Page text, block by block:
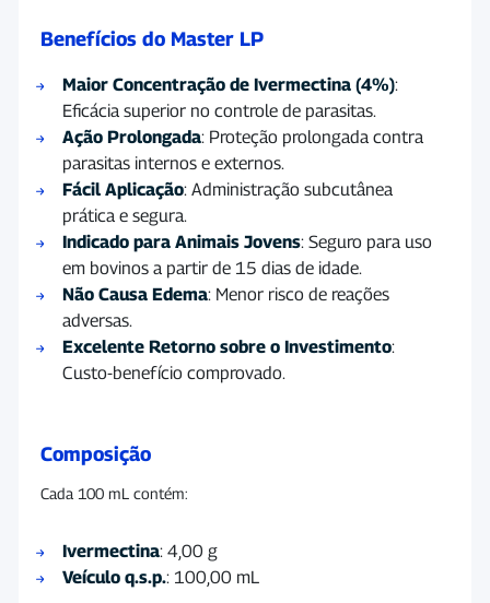
Benefícios do Master LP
Maior Concentração de Ivermectina (4%):
Eficácia superior no controle de parasitas.
Ação Prolongada: Proteção prolongada contra
parasitas internos e externos.
Fácil Aplicação: Administração subcutânea
prática e segura.
Indicado para Animais Jovens: Seguro para uso
em bovinos a partir de 15 dias de idade.
Não Causa Edema: Menor risco de reações
adversas.
Excelente Retorno sobre o Investimento:
Custo-benefício comprovado.
Composição
Cada 100 mL contém:
Ivermectina: 4,00 g
Veículo q.s.p.: 100,00 mL